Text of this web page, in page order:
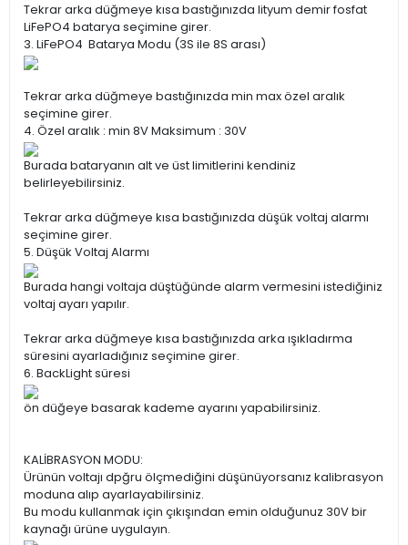
Tekrar arka düğmeye kısa bastığınızda lityum demir fosfat
LiFePO4 batarya seçimine girer.
3. LiFePO4 Batarya Modu (3S ile 8S arası)
Tekrar arka düğmeye bastığınızda min max özel aralık
seçimine girer.
4. Özel aralık : min 8V Maksimum : 30V
Burada bataryanın alt ve üst limitlerini kendiniz
belirleyebilirsiniz.
Tekrar arka düğmeye kısa bastığınızda düşük voltaj alarmı
seçimine girer.
5. Düşük Voltaj Alarmı
Burada hangi voltaja düştüğünde alarm vermesini istediğiniz
voltaj ayarı yapılır.
Tekrar arka düğmeye kısa bastığınızda arka ışıkladırma
süresini ayarladığınız seçimine girer.
6. BackLight süresi
ön düğeye basarak kademe ayarını yapabilirsiniz.
KALİBRASYON MODU:
Ürünün voltajı dpğru ölçmediğini düşünüyorsanız kalibrasyon
moduna alıp ayarlayabilirsiniz.
Bu modu kullanmak için çıkışından emin olduğunuz 30V bir
kaynağı ürüne uygulayın.